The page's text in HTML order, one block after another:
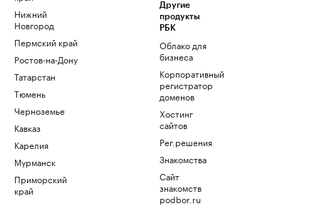
Нижний
Новгород
Пермский край
Ростов-на-Дону
Татарстан
Тюмень
Черноземье
Кавказ
Карелия
Мурманск
Приморский
край
Другие
продукты
РБК
Облако для
бизнеса
Корпоративный
регистратор
доменов
Хостинг
сайтов
Рег.решения
Знакомства
Сайт
знакомств
podbor.ru